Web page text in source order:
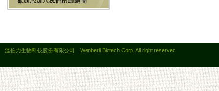
溫伯力生物科技股份有限公司 Wenberli Biotech Corp. All right reserved